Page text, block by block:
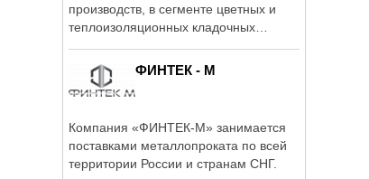
производств, в сегменте цветных и
теплоизоляционных кладочных
ФИНТЕК - М
Компания «ФИНТЕК-М» занимается
поставками металлопроката по всей
территории России и странам СНГ.